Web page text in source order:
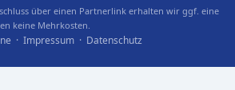
über einen Partnerlink erhalten wir ggf. eine
keine Mehrkosten.
· Impressum · Datenschutz